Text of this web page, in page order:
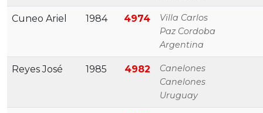
Cuneo Ariel 1984 4974
Villa Carlos
Paz Cordoba
Argentina
Reyes José 1985 4982
Canelones
Canelones
Uruguay